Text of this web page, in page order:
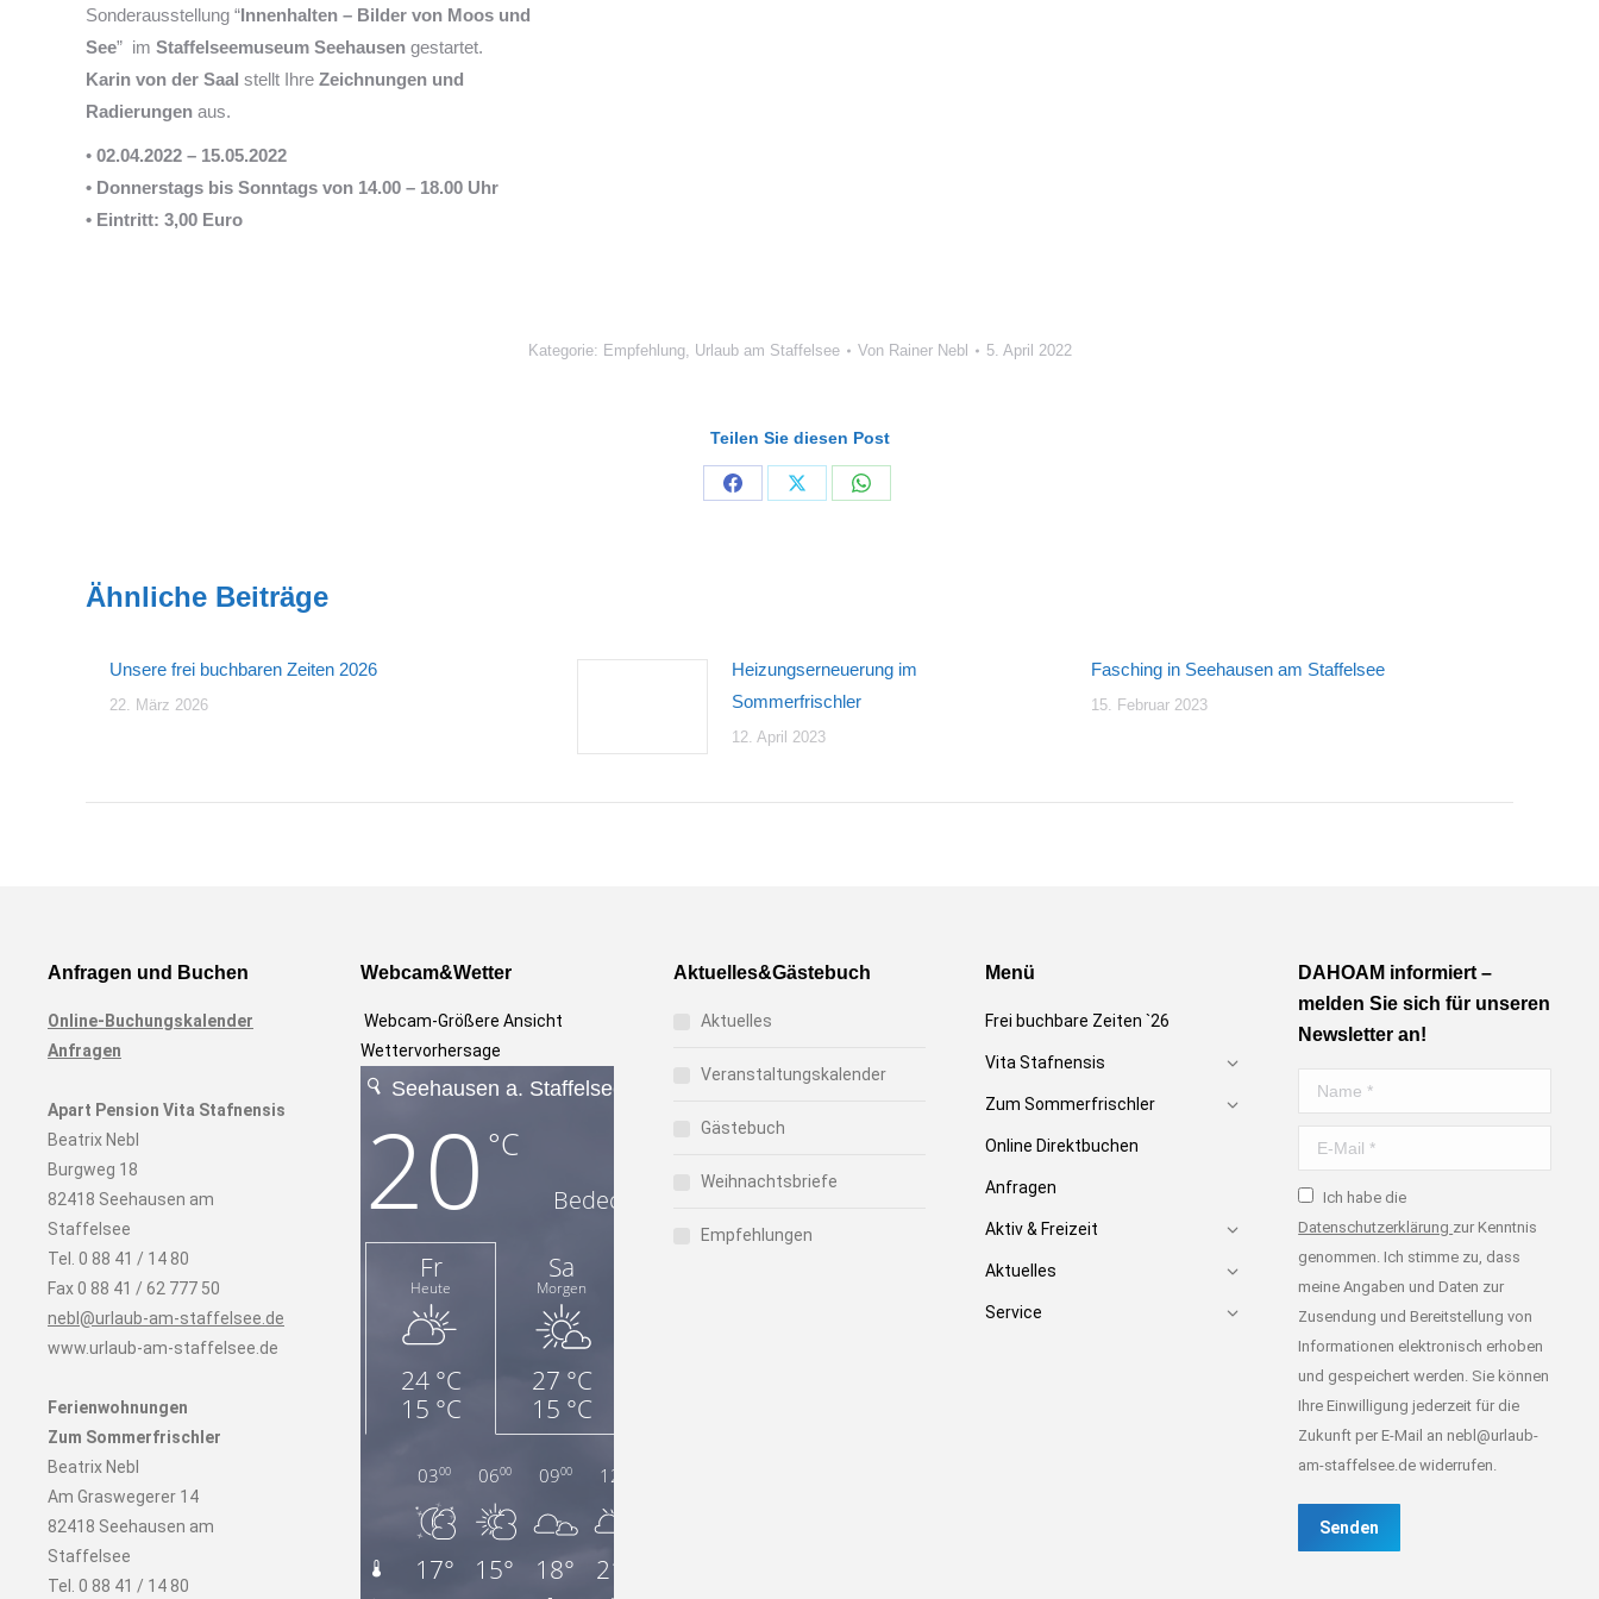
Sonderausstellung “Innenhalten – Bilder von Moos und
See” im Staffelseemuseum Seehausen gestartet.
Karin von der Saal stellt Ihre Zeichnungen und
Radierungen aus.
• 02.04.2022 – 15.05.2022
• Donnerstags bis Sonntags von 14.00 – 18.00 Uhr
• Eintritt: 3,00 Euro
Kategorie: Empfehlung, Urlaub am Staffelsee Von Rainer Nebl 5. April 2022
Teilen Sie diesen Post
Share
Share
Share
Ähnliche Beiträge
Unsere frei buchbaren Zeiten 2026
22. März 2026
Heizungserneuerung im
Sommerfrischler
12. April 2023
Fasching in Seehausen am Staffelsee
15. Februar 2023
Anfragen und Buchen
Online-Buchungskalender
Anfragen
Apart Pension Vita Stafnensis
Beatrix Nebl
Burgweg 18
82418 Seehausen am
Staffelsee
Tel. 0 88 41 / 14 80
Fax 0 88 41 / 62 777 50
nebl@urlaub-am-staffelsee.de
www.urlaub-am-staffelsee.de
Ferienwohnungen
Zum Sommerfrischler
Beatrix Nebl
Am Graswegerer 14
82418 Seehausen am
Staffelsee
Tel. 0 88 41 / 14 80
Webcam&Wetter
Webcam-Größere Ansicht
Wettervorhersage
Aktuelles&Gästebuch
Aktuelles
Veranstaltungskalender
Gästebuch
Weihnachtsbriefe
Empfehlungen
Menü
Frei buchbare Zeiten `26
Vita Stafnensis
Zum Sommerfrischler
Online Direktbuchen
Anfragen
Aktiv & Freizeit
Aktuelles
Service
DAHOAM informiert –
melden Sie sich für unseren
Newsletter an!
Name *
E-Mail *
Ich habe die
Datenschutzerklärung zur Kenntnis
genommen. Ich stimme zu, dass
meine Angaben und Daten zur
Zusendung und Bereitstellung von
Informationen elektronisch erhoben
und gespeichert werden. Sie können
Ihre Einwilligung jederzeit für die
Zukunft per E-Mail an nebl@urlaub-
am-staffelsee.de widerrufen.
Senden